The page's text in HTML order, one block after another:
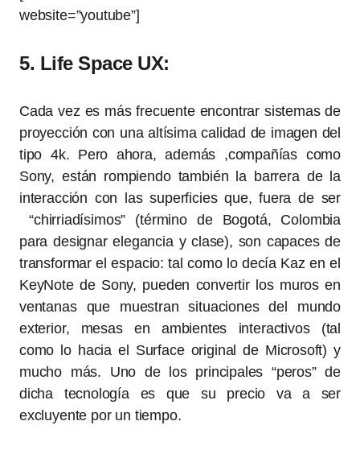
website=”youtube”]
5. Life Space UX:
Cada vez es más frecuente encontrar sistemas de
proyección con una altísima calidad de imagen del
tipo 4k. Pero ahora, además ,compañías como
Sony, están rompiendo también la barrera de la
interacción con las superficies que, fuera de ser
“chirriadísimos” (término de Bogotá, Colombia
para designar elegancia y clase), son capaces de
transformar el espacio: tal como lo decía Kaz en el
KeyNote de Sony, pueden convertir los muros en
ventanas que muestran situaciones del mundo
exterior, mesas en ambientes interactivos (tal
como lo hacia el Surface original de Microsoft) y
mucho más. Uno de los principales “peros” de
dicha tecnología es que su precio va a ser
excluyente por un tiempo.